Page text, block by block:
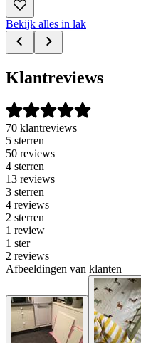
Bekijk alles in lak
Klantreviews
70 klantreviews
5 sterren
50 reviews
4 sterren
13 reviews
3 sterren
4 reviews
2 sterren
1 review
1 ster
2 reviews
Afbeeldingen van klanten